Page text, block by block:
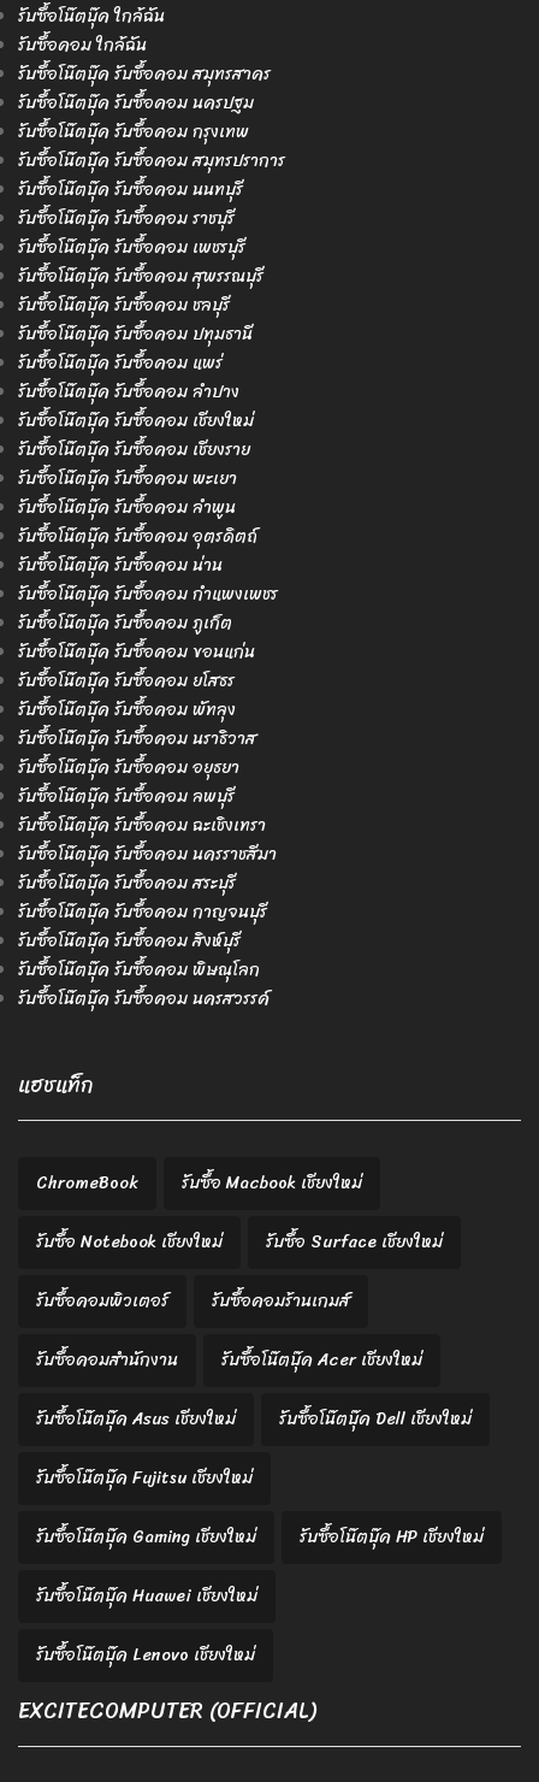
รับซื้อโน๊ตบุ๊ค ใกล้ฉัน
รับซื้อคอม ใกล้ฉัน
รับซื้อโน๊ตบุ๊ค รับซื้อคอม สมุทรสาคร
รับซื้อโน๊ตบุ๊ค รับซื้อคอม นครปฐม
รับซื้อโน๊ตบุ๊ค รับซื้อคอม กรุงเทพ
รับซื้อโน๊ตบุ๊ค รับซื้อคอม สมุทรปราการ
รับซื้อโน๊ตบุ๊ค รับซื้อคอม นนทบุรี
รับซื้อโน๊ตบุ๊ค รับซื้อคอม ราชบุรี
รับซื้อโน๊ตบุ๊ค รับซื้อคอม เพชรบุรี
รับซื้อโน๊ตบุ๊ค รับซื้อคอม สุพรรณบุรี
รับซื้อโน๊ตบุ๊ค รับซื้อคอม ชลบุรี
รับซื้อโน๊ตบุ๊ค รับซื้อคอม ปทุมธานี
รับซื้อโน๊ตบุ๊ค รับซื้อคอม แพร่
รับซื้อโน๊ตบุ๊ค รับซื้อคอม ลำปาง
รับซื้อโน๊ตบุ๊ค รับซื้อคอม เชียงใหม่
รับซื้อโน๊ตบุ๊ค รับซื้อคอม เชียงราย
รับซื้อโน๊ตบุ๊ค รับซื้อคอม พะเยา
รับซื้อโน๊ตบุ๊ค รับซื้อคอม ลำพูน
รับซื้อโน๊ตบุ๊ค รับซื้อคอม อุตรดิตถ์
รับซื้อโน๊ตบุ๊ค รับซื้อคอม น่าน
รับซื้อโน๊ตบุ๊ค รับซื้อคอม กำแพงเพชร
รับซื้อโน๊ตบุ๊ค รับซื้อคอม ภูเก็ต
รับซื้อโน๊ตบุ๊ค รับซื้อคอม ขอนแก่น
รับซื้อโน๊ตบุ๊ค รับซื้อคอม ยโสธร
รับซื้อโน๊ตบุ๊ค รับซื้อคอม พัทลุง
รับซื้อโน๊ตบุ๊ค รับซื้อคอม นราธิวาส
รับซื้อโน๊ตบุ๊ค รับซื้อคอม อยุธยา
รับซื้อโน๊ตบุ๊ค รับซื้อคอม ลพบุรี
รับซื้อโน๊ตบุ๊ค รับซื้อคอม ฉะเชิงเทรา
รับซื้อโน๊ตบุ๊ค รับซื้อคอม นครราชสีมา
รับซื้อโน๊ตบุ๊ค รับซื้อคอม สระบุรี
รับซื้อโน๊ตบุ๊ค รับซื้อคอม กาญจนบุรี
รับซื้อโน๊ตบุ๊ค รับซื้อคอม สิงห์บุรี
รับซื้อโน๊ตบุ๊ค รับซื้อคอม พิษณุโลก
รับซื้อโน๊ตบุ๊ค รับซื้อคอม นครสวรรค์
แฮชแท็ก
ChromeBook
รับซื้อ Macbook เชียงใหม่
รับซื้อ Notebook เชียงใหม่
รับซื้อ Surface เชียงใหม่
รับซื้อคอมพิวเตอร์
รับซื้อคอมร้านเกมส์
รับซื้อคอมสำนักงาน
รับซื้อโน๊ตบุ๊ค Acer เชียงใหม่
รับซื้อโน๊ตบุ๊ค Asus เชียงใหม่
รับซื้อโน๊ตบุ๊ค Dell เชียงใหม่
รับซื้อโน๊ตบุ๊ค Fujitsu เชียงใหม่
รับซื้อโน๊ตบุ๊ค Gaming เชียงใหม่
รับซื้อโน๊ตบุ๊ค HP เชียงใหม่
รับซื้อโน๊ตบุ๊ค Huawei เชียงใหม่
รับซื้อโน๊ตบุ๊ค Lenovo เชียงใหม่
EXCITECOMPUTER (OFFICIAL)